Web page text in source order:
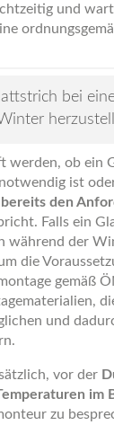
und
bei
werden, ob ein
ist
den
Falls ein
während der
die
gemäß
und
vor der
im
zu